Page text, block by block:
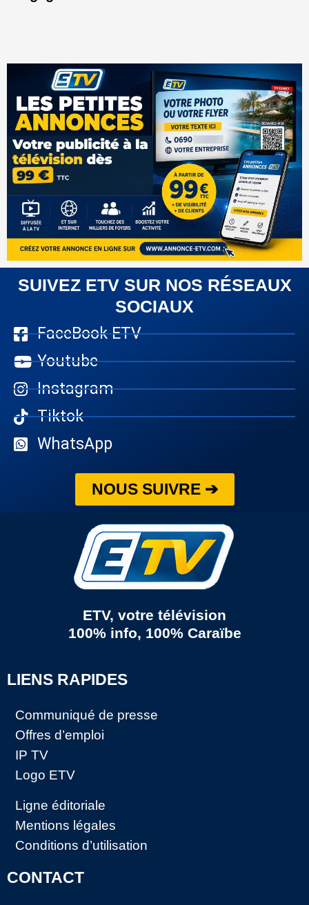
SUIVEZ ETV SUR NOS RÉSEAUX
SOCIAUX
FaceBook ETV
Youtube
Instagram
Tiktok
WhatsApp
NOUS SUIVRE ➔
ETV, votre télévision
100% info, 100% Caraïbe
LIENS RAPIDES
Communiqué de presse
Offres d’emploi
IP TV
Logo ETV
Ligne éditoriale
Mentions légales
Conditions d’utilisation
CONTACT